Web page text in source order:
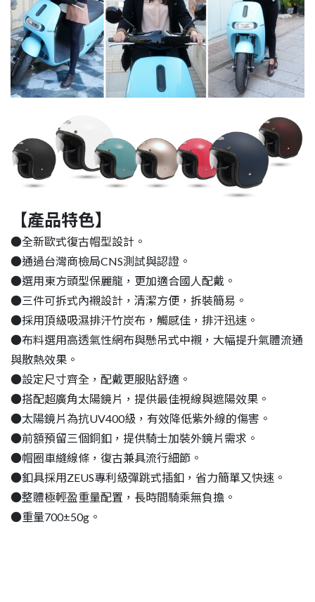
【產品特色】
●全新歐式復古帽型設計。
●通過台灣商檢局CNS測試與認證。
●選用東方頭型保麗龍，更加適合國人配戴。
●三件可拆式內襯設計，清潔方便，拆裝簡易。
●採用頂級吸濕排汗竹炭布，觸感佳，排汗迅速。
●布料選用高透氣性網布與懸吊式中襯，大幅提升氣體流通
與散熱效果。
●設定尺寸齊全，配戴更服貼舒適。
●搭配超廣角太陽鏡片，提供最佳視線與遮陽效果。
●太陽鏡片為抗UV400級，有效降低紫外線的傷害。
●前額預留三個銅釦，提供騎士加裝外鏡片需求。
●帽圈車縫線條，復古兼具流行細節。
●釦具採用ZEUS專利級彈跳式插釦，省力簡單又快速。
●整體極輕盈重量配置，長時間騎乘無負擔。
●重量700±50g。